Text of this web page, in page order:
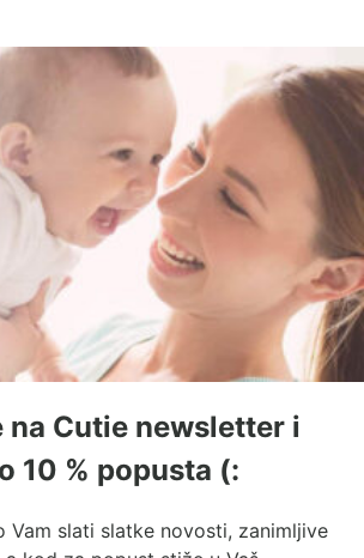
na Cutie newsletter i
10 % popusta (:
Vam slati slatke novosti, zanimljive